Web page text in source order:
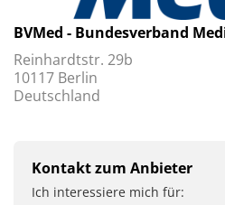
BVMed - Bundesverband
Reinhardtstr. 29b
10117 Berlin
Deutschland
Kontakt zum Anbieter
Ich interessiere mich für: